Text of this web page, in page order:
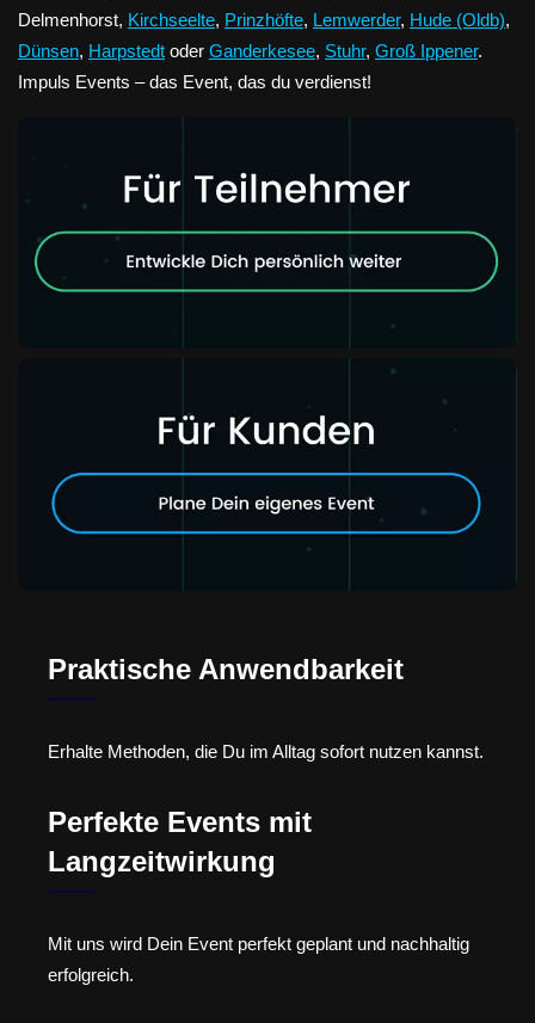
Delmenhorst, Kirchseelte, Prinzhöfte, Lemwerder, Hude (Oldb),
Dünsen, Harpstedt oder Ganderkesee, Stuhr, Groß Ippener.
Impuls Events – das Event, das du verdienst!
Praktische Anwendbarkeit
Erhalte Methoden, die Du im Alltag sofort nutzen kannst.
Perfekte Events mit
Langzeitwirkung
Mit uns wird Dein Event perfekt geplant und nachhaltig
erfolgreich.